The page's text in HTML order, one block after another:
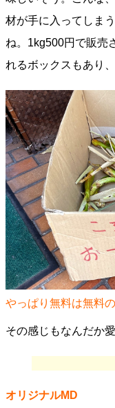
材が手に入ってしま
ね。1kg500円で販売
れるボックスもあり
やっぱり無料は無料
その感じもなんだか
オリジナルMD